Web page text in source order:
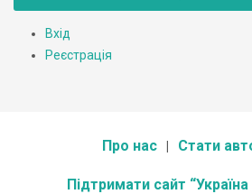
Вхід
Реєстрація
Про нас Стати
Підтримати сайт “Україна